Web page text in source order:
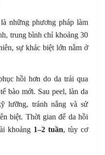
những phương pháp làm
trung bình chỉ khoảng 30
sự khác biệt lớn nằm ở
hồi hơn do da trải qua
bào mới. Sau peel, làn da
lưỡng, tránh nắng và sử
biệt. Thời gian để da hồi
khoảng 1–2 tuần, tùy cơ